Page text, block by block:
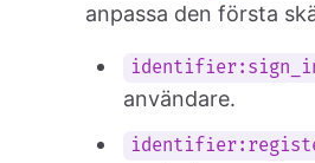
anpassa den första
användare.